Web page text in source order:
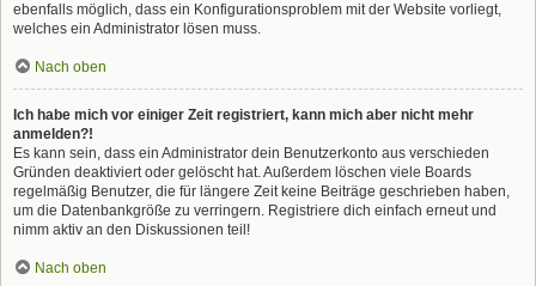
ebenfalls möglich, dass ein Konfigurationsproblem mit der Website vorliegt,
welches ein Administrator lösen muss.
Nach oben
Ich habe mich vor einiger Zeit registriert, kann mich aber nicht mehr
anmelden?!
Es kann sein, dass ein Administrator dein Benutzerkonto aus verschieden
Gründen deaktiviert oder gelöscht hat. Außerdem löschen viele Boards
regelmäßig Benutzer, die für längere Zeit keine Beiträge geschrieben haben,
um die Datenbankgröße zu verringern. Registriere dich einfach erneut und
nimm aktiv an den Diskussionen teil!
Nach oben